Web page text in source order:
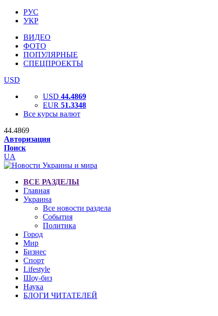
РУС
УКР
ВИДЕО
ФОТО
ПОПУЛЯРНЫЕ
СПЕЦПРОЕКТЫ
USD
USD 44.4869
EUR 51.3348
Все курсы валют
44.4869
Авторизация
Поиск
UA
ВСЕ РАЗДЕЛЫ
Главная
Украина
Все новости раздела
События
Политика
Город
Мир
Бизнес
Спорт
Lifestyle
Шоу-биз
Наука
БЛОГИ ЧИТАТЕЛЕЙ